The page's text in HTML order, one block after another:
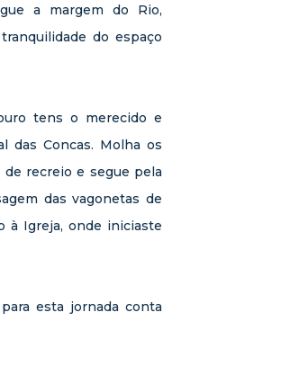
a margem do Rio,
do espaço
tens o merecido e
das Concas. Molha os
de recreio e segue pela
das vagonetas de
à Igreja, onde iniciaste
esta jornada conta